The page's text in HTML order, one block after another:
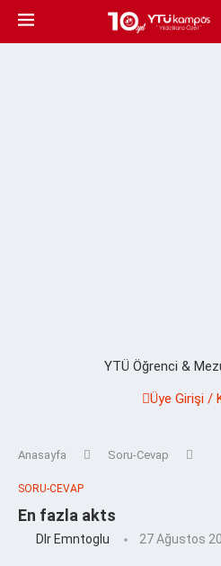
YTÜ Öğrenci &
Üye Girişi /
Anasayfa Soru-Cevap
SORU-CEVAP
En fazla akts
Dlr Emntoglu 27 Ağustos